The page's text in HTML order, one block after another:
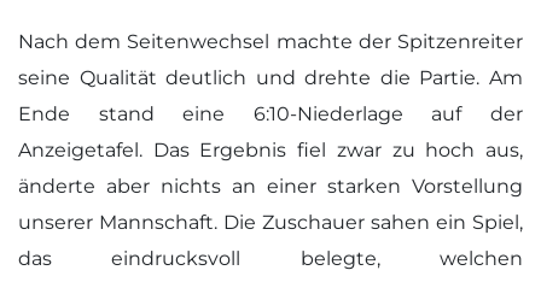
Nach dem Seitenwechsel machte der Spitzenreiter
seine Qualität deutlich und drehte die Partie. Am
Ende stand eine 6:10-Niederlage auf der
Anzeigetafel. Das Ergebnis fiel zwar zu hoch aus,
änderte aber nichts an einer starken Vorstellung
unserer Mannschaft. Die Zuschauer sahen ein Spiel,
das eindrucksvoll belegte, welchen